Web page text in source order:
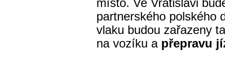
místo. Ve Vratislavi
partnerského polského
vlaku budou zařazeny
na vozíku a přepravu